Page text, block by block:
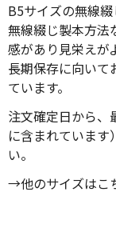
B5サイズの無線綴
無線綴じ製本方法
感があり見栄えが
長期保存に向いて
ています。
注文確定日から、
に含まれています
い。
→他のサイズはこ